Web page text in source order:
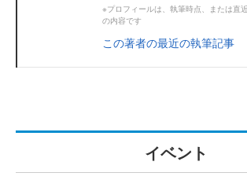
※プロフィールは、執筆時点、または直
の内容です
この著者の最近の執筆記事
イベント